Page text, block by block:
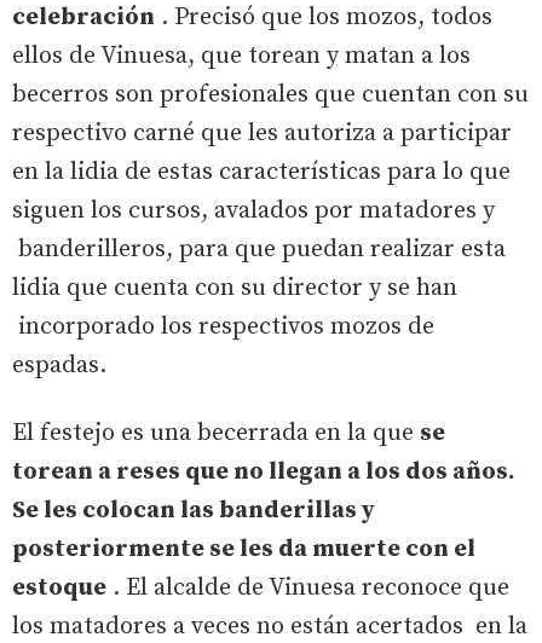
celebración . Precisó que los mozos, todos
ellos de Vinuesa, que torean y matan a los
becerros son profesionales que cuentan con su
respectivo carné que les autoriza a participar
en la lidia de estas características para lo que
siguen los cursos, avalados por matadores y
banderilleros, para que puedan realizar esta
lidia que cuenta con su director y se han
incorporado los respectivos mozos de
espadas.
El festejo es una becerrada en la que se
torean a reses que no llegan a los dos años.
Se les colocan las banderillas y
posteriormente se les da muerte con el
estoque . El alcalde de Vinuesa reconoce que
los matadores a veces no están acertados en la